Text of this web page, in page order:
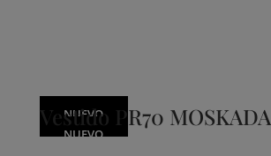
NUEVO
NUEVO
NUEVO
Vestido PR70 MOSKADA